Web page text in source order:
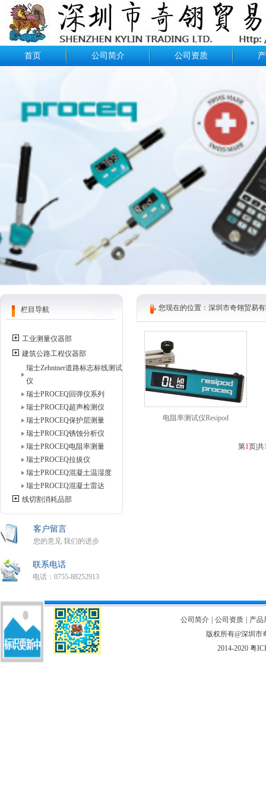
首页 公司简介 公司资质
栏目导航
工业测量仪器部
建筑公路工程仪器部
瑞士Zehntner道路标志标线测试
仪
瑞士PROCEQ回弹仪系列
瑞士PROCEQ超声检测仪
瑞士PROCEQ保护层测量
瑞士PROCEQ锈蚀分析仪
瑞士PROCEQ电阻率测量
瑞士PROCEQ拉拔仪
瑞士PROCEQ混凝土温湿度
瑞士PROCEQ混凝土雷达
线切割消耗品部
客户留言
您的意见 我们的进步
联系电话
电话：0755-88252913
您现在的位置：深圳市奇翎贸易
电阻率测试仪Resipod
第1页|共
公司简介 公司资质
产品
版权所有@深圳市
2014-2020 粤